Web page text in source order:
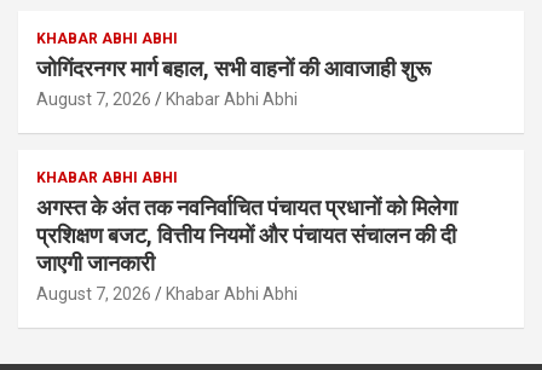
KHABAR ABHI ABHI
जोगिंदरनगर मार्ग बहाल, सभी वाहनों की आवाजाही शुरू
August 7, 2026 Khabar Abhi Abhi
KHABAR ABHI ABHI
अगस्त के अंत तक नवनिर्वाचित पंचायत प्रधानों को मिलेगा
प्रशिक्षण बजट, वित्तीय नियमों और पंचायत संचालन की दी
जाएगी जानकारी
August 7, 2026 Khabar Abhi Abhi